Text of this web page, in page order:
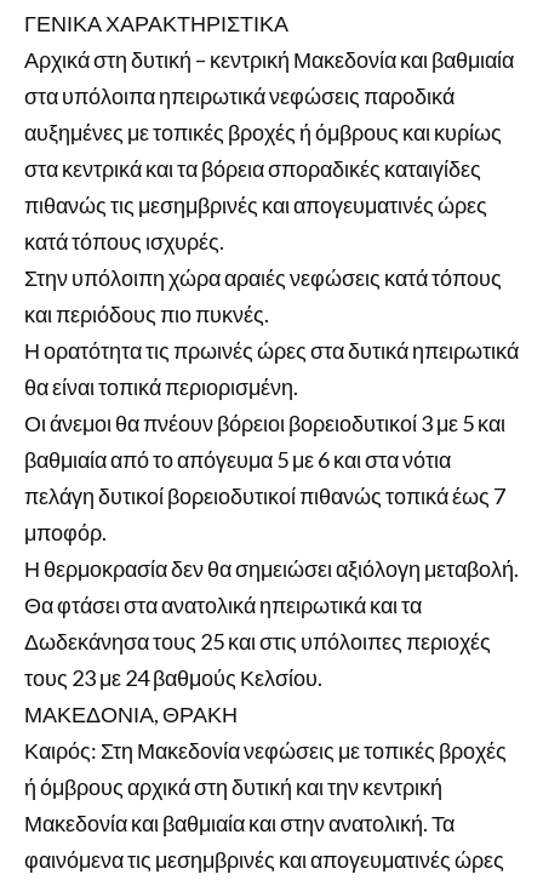
ΓΕΝΙΚΑ ΧΑΡΑΚΤΗΡΙΣΤΙΚΑ
Αρχικά στη δυτική – κεντρική Μακεδονία και βαθμιαία
στα υπόλοιπα ηπειρωτικά νεφώσεις παροδικά
αυξημένες με τοπικές βροχές ή όμβρους και κυρίως
στα κεντρικά και τα βόρεια σποραδικές καταιγίδες
πιθανώς τις μεσημβρινές και απογευματινές ώρες
κατά τόπους ισχυρές.
Στην υπόλοιπη χώρα αραιές νεφώσεις κατά τόπους
και περιόδους πιο πυκνές.
Η ορατότητα τις πρωινές ώρες στα δυτικά ηπειρωτικά
θα είναι τοπικά περιορισμένη.
Οι άνεμοι θα πνέουν βόρειοι βορειοδυτικοί 3 με 5 και
βαθμιαία από το απόγευμα 5 με 6 και στα νότια
πελάγη δυτικοί βορειοδυτικοί πιθανώς τοπικά έως 7
μποφόρ.
Η θερμοκρασία δεν θα σημειώσει αξιόλογη μεταβολή.
Θα φτάσει στα ανατολικά ηπειρωτικά και τα
Δωδεκάνησα τους 25 και στις υπόλοιπες περιοχές
τους 23 με 24 βαθμούς Κελσίου.
ΜΑΚΕΔΟΝΙΑ, ΘΡΑΚΗ
Καιρός: Στη Μακεδονία νεφώσεις με τοπικές βροχές
ή όμβρους αρχικά στη δυτική και την κεντρική
Μακεδονία και βαθμιαία και στην ανατολική. Τα
φαινόμενα τις μεσημβρινές και απογευματινές ώρες